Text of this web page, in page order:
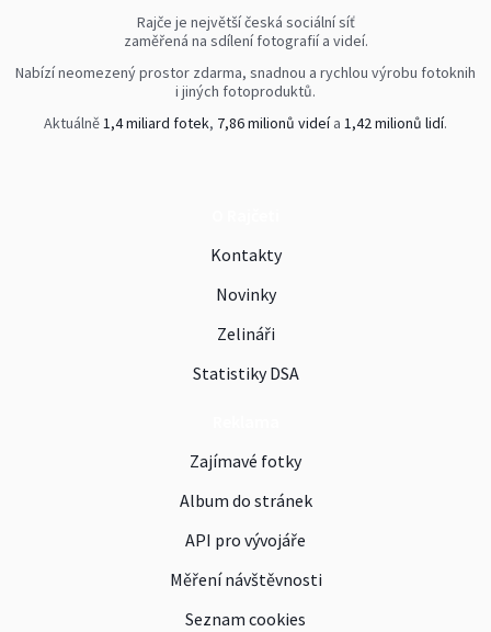
Rajče je největší česká sociální síť
zaměřená na sdílení fotografií a videí.
Nabízí neomezený prostor zdarma, snadnou a rychlou výrobu fotoknih
i jiných fotoproduktů.
Aktuálně1,4 miliard fotek, 7,86 milionů videía 1,42 milionů lidí.
Kontakty
Novinky
Zelináři
Statistiky DSA
Zajímavé fotky
Album do stránek
API pro vývojáře
Měření návštěvnosti
Seznam cookies